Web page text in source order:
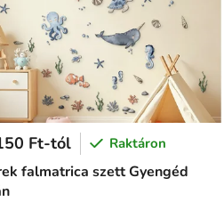
falmatrica szett Gyengéd
Ft-tól Raktáron